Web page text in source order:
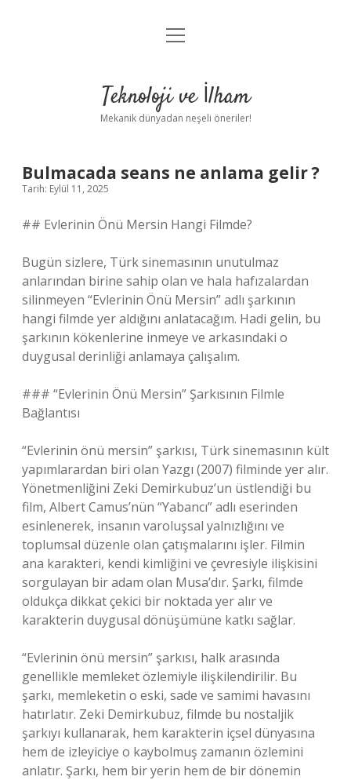
Anasayfa
Yasal Uyarı
menüyü
Teknoloji ve İlham
Mekanik dünyadan neşeli öneriler!
Bulmacada seans ne anlama gelir ?
Tarih: Eylül 11, 2025
## Evlerinin Önü Mersin Hangi Filmde?
Bugün sizlere, Türk sinemasının unutulmaz
anlarından birine sahip olan ve hala hafızalardan
silinmeyen “Evlerinin Önü Mersin” adlı şarkının
hangi filmde yer aldığını anlatacağım. Hadi gelin, bu
şarkının kökenlerine inmeye ve arkasındaki o
duygusal derinliği anlamaya çalışalım.
### “Evlerinin Önü Mersin” Şarkısının Filmle
Bağlantısı
“Evlerinin önü mersin” şarkısı, Türk sinemasının kült
yapımlarardan biri olan Yazgı (2007) filminde yer alır.
Yönetmenliğini Zeki Demirkubuz’un üstlendiği bu
film, Albert Camus’nün “Yabancı” adlı eserinden
esinlenerek, insanın varoluşsal yalnızlığını ve
toplumsal düzenle olan çatışmalarını işler. Filmin
ana karakteri, kendi kimliğini ve çevresiyle ilişkisini
sorgulayan bir adam olan Musa’dır. Şarkı, filmde
oldukça dikkat çekici bir noktada yer alır ve
karakterin duygusal dönüşümüne katkı sağlar.
“Evlerinin önü mersin” şarkısı, halk arasında
genellikle memleket özlemiyle ilişkilendirilir. Bu
şarkı, memleketin o eski, sade ve samimi havasını
hatırlatır. Zeki Demirkubuz, filmde bu nostaljik
şarkıyı kullanarak, hem karakterin içsel dünyasına
hem de izleyiciye o kaybolmuş zamanın özlemini
anlatır. Şarkı, hem bir yerin hem de bir dönemin